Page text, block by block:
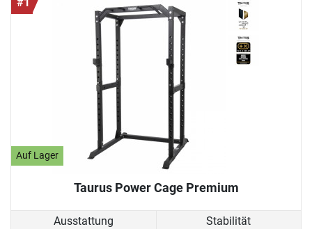
Dafür lässt sich in der Regel die
Höhe der Ablage auch verstellen, um
die Langhantelablage zum Beispiel
auch für Squats nutzen zu können.
Unsere Langhantelablagen
Kaufberatung erklärt die wichtigsten
Unterschiede und Kaufkriterien.
Auf Lager
Taurus Power Cage Premium
Ausstattung Stabilität